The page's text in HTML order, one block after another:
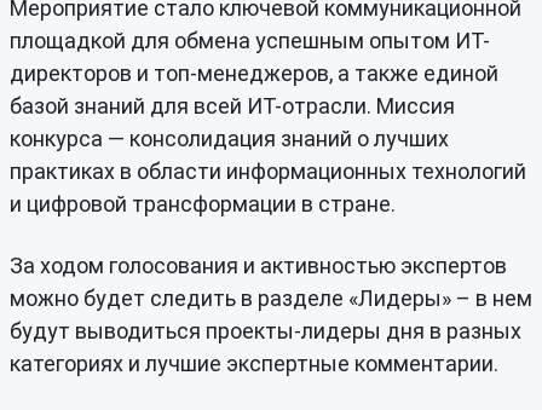
Мероприятие стало ключевой коммуникационной
площадкой для обмена успешным опытом ИТ-
директоров и топ-менеджеров, а также единой
базой знаний для всей ИТ-отрасли. Миссия
конкурса — консолидация знаний о лучших
практиках в области информационных технологий
и цифровой трансформации в стране.
За ходом голосования и активностью экспертов
можно будет следить в разделе «Лидеры» – в нем
будут выводиться проекты-лидеры дня в разных
категориях и лучшие экспертные комментарии.